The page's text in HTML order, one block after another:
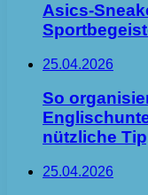
Asics-
25.04.2026
So
nützliche
25.04.2026